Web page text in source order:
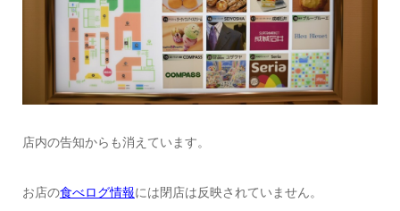
店内の告知からも消えています。
お店の食べログ情報には閉店は反映されていません。